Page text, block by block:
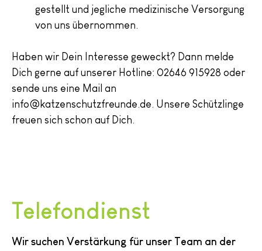
gestellt und jegliche medizinische Versorgung
von uns übernommen.
Haben wir Dein Interesse geweckt? Dann melde
Dich gerne auf unserer Hotline: 02646 915928 oder
sende uns eine Mail an
info@katzenschutzfreunde.de. Unsere Schützlinge
freuen sich schon auf Dich.
Telefondienst
Wir suchen Verstärkung für unser Team an der